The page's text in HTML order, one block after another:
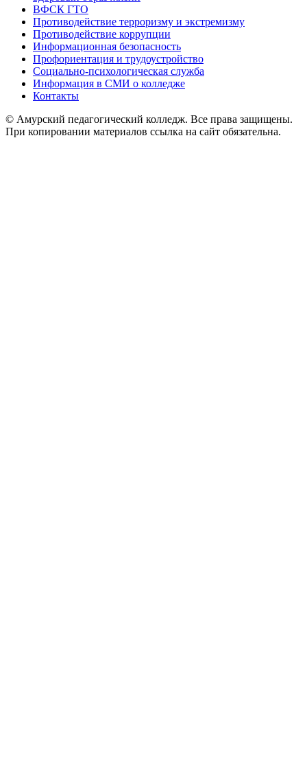
ВФСК ГТО
Противодействие терроризму и экстремизму
Противодействие коррупции
Информационная безопасность
Профориентация и трудоустройство
Социально-психологическая служба
Информация в СМИ о колледже
Контакты
© Амурский педагогический колледж. Все права защищены.
При копировании материалов ссылка на сайт обязательна.